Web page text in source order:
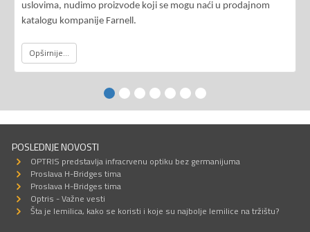
uslovima, nudimo proizvode koji se mogu naći u prodajnom
katalogu kompanije Farnell.
Opširnije...
POSLEDNJE NOVOSTI
OPTRIS predstavlja infracrvenu optiku bez germanijuma
Proslava H-Bridges tima
Proslava H-Bridges tima
Optris - Važne vesti
Šta je lemilica, kako se koristi i koje su najbolje lemilice na tržištu?